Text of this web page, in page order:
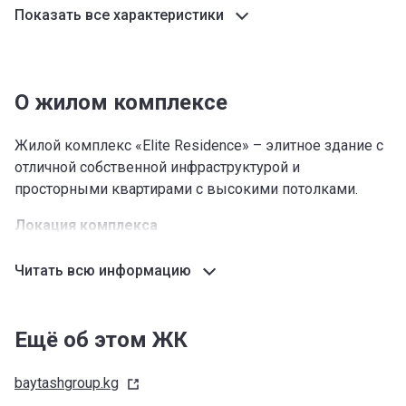
Показать все характеристики
О жилом комплексе
Жилой комплекс «Elite Residence» – элитное здание с
отличной собственной инфраструктурой и
просторными квартирами с высокими потолками.
Локация комплекса
улица Токтогула, 165 рядом с пересечением с улицей
Это комфортный микрорайон, в котором имеется
развитая инфраструктура. До железной дороги не
зона расположена еще дальше.
Читать всю информацию
Ещё об этом ЖК
baytashgroup.kg